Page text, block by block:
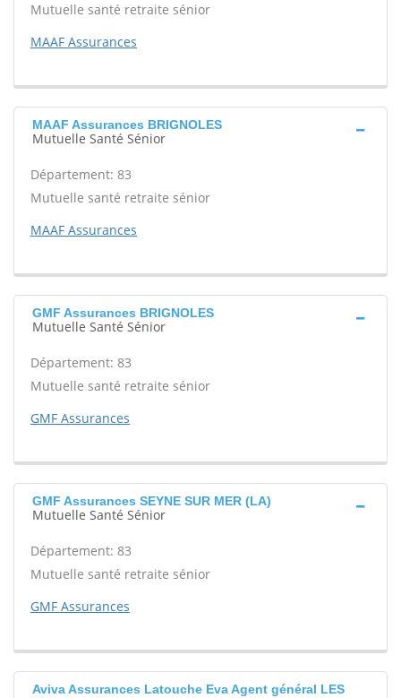
Mutuelle santé retraite sénior
MAAF Assurances
MAAF Assurances BRIGNOLES
Mutuelle Santé Sénior
Département: 83
Mutuelle santé retraite sénior
MAAF Assurances
GMF Assurances BRIGNOLES
Mutuelle Santé Sénior
Département: 83
Mutuelle santé retraite sénior
GMF Assurances
GMF Assurances SEYNE SUR MER (LA)
Mutuelle Santé Sénior
Département: 83
Mutuelle santé retraite sénior
GMF Assurances
Aviva Assurances Latouche Eva Agent général LES